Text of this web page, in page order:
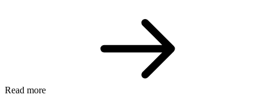
Read more